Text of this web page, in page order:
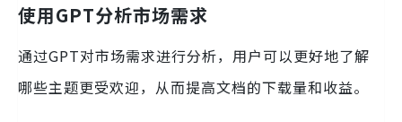
使用GPT分析市场需求
通过GPT对市场需求进行分析，用户可以更好地了解
哪些主题更受欢迎，从而提高文档的下载量和收益。